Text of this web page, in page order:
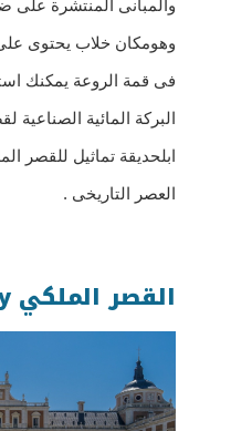
والمبانى المنتشرة على
وهومكان خلاب يحتوى على
فى قمة الروعة يمكنك
البركة المائية
ابلحديقة تماثيل للقصر
العصر التاريخى .
القصر الملكي Palacio Del Rey